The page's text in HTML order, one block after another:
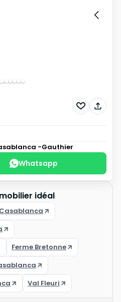
-Gauthier
Whatsapp
idéal
Ferme Bretonne
Val Fleuri